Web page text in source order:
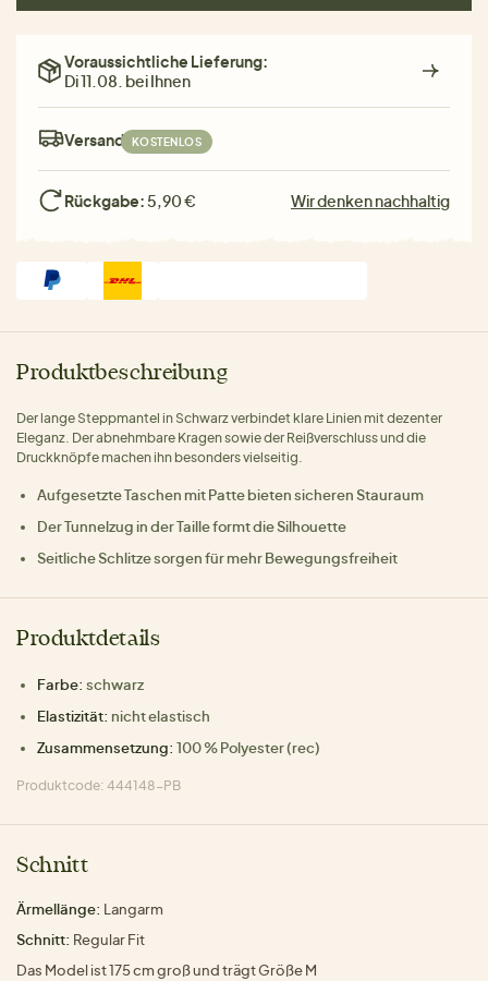
Voraussichtliche Lieferung:
Di 11.08. bei Ihnen
Versand: KOSTENLOS
Rückgabe: 5,90 € Wir denken nachhaltig
Produktbeschreibung
Der lange Steppmantel in Schwarz verbindet klare Linien mit dezenter
Eleganz. Der abnehmbare Kragen sowie der Reißverschluss und die
Druckknöpfe machen ihn besonders vielseitig.
Aufgesetzte Taschen mit Patte bieten sicheren Stauraum
Der Tunnelzug in der Taille formt die Silhouette
Seitliche Schlitze sorgen für mehr Bewegungsfreiheit
Produktdetails
Farbe: schwarz
Elastizität: nicht elastisch
Zusammensetzung: 100 % Polyester (rec)
Produktcode: 444148-PB
Schnitt
Ärmellänge: Langarm
Schnitt: Regular Fit
Das Model ist 175 cm groß und trägt Größe M